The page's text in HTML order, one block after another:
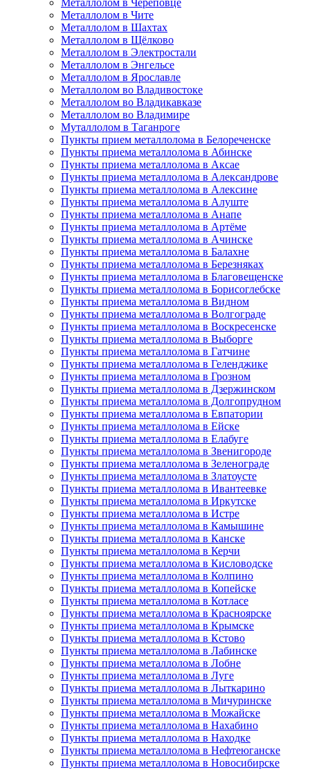
Металлолом в Череповце
Металлолом в Чите
Металлолом в Шахтах
Металлолом в Щёлково
Металлолом в Электростали
Металлолом в Энгельсе
Металлолом в Ярославле
Металлолом во Владивостоке
Металлолом во Владикавказе
Металлолом во Владимире
Муталлолом в Таганроге
Пункты прием металлолома в Белореченске
Пункты приема металлолома в Абинске
Пункты приема металлолома в Аксае
Пункты приема металлолома в Александрове
Пункты приема металлолома в Алексине
Пункты приема металлолома в Алуште
Пункты приема металлолома в Анапе
Пункты приема металлолома в Артёме
Пункты приема металлолома в Ачинске
Пункты приема металлолома в Балахне
Пункты приема металлолома в Березняках
Пункты приема металлолома в Благовещенске
Пункты приема металлолома в Борисоглебске
Пункты приема металлолома в Видном
Пункты приема металлолома в Волгограде
Пункты приема металлолома в Воскресенске
Пункты приема металлолома в Выборге
Пункты приема металлолома в Гатчине
Пункты приема металлолома в Геленджике
Пункты приема металлолома в Грозном
Пункты приема металлолома в Дзержинском
Пункты приема металлолома в Долгопрудном
Пункты приема металлолома в Евпатории
Пункты приема металлолома в Ейске
Пункты приема металлолома в Елабуге
Пункты приема металлолома в Звенигороде
Пункты приема металлолома в Зеленограде
Пункты приема металлолома в Златоусте
Пункты приема металлолома в Ивантеевке
Пункты приема металлолома в Иркутске
Пункты приема металлолома в Истре
Пункты приема металлолома в Камышине
Пункты приема металлолома в Канске
Пункты приема металлолома в Керчи
Пункты приема металлолома в Кисловодске
Пункты приема металлолома в Колпино
Пункты приема металлолома в Копейске
Пункты приема металлолома в Котласе
Пункты приема металлолома в Красноярске
Пункты приема металлолома в Крымске
Пункты приема металлолома в Кстово
Пункты приема металлолома в Лабинске
Пункты приема металлолома в Лобне
Пункты приема металлолома в Луге
Пункты приема металлолома в Лыткарино
Пункты приема металлолома в Мичуринске
Пункты приема металлолома в Можайске
Пункты приема металлолома в Нахабино
Пункты приема металлолома в Находке
Пункты приема металлолома в Нефтеюганске
Пункты приема металлолома в Новосибирске